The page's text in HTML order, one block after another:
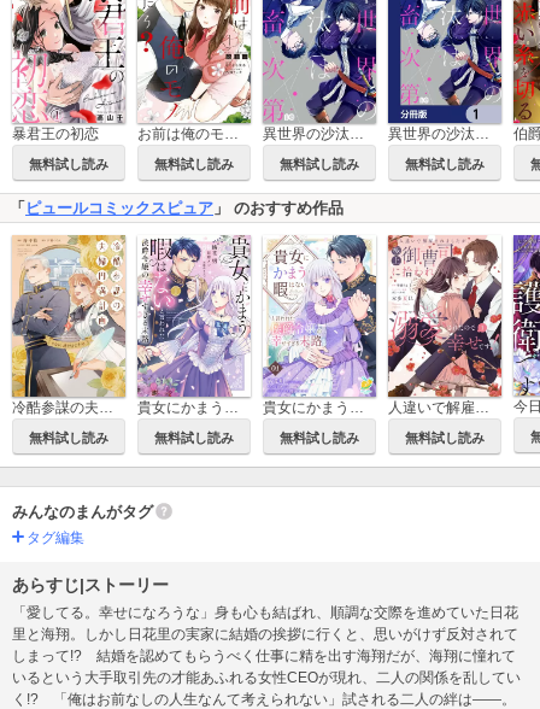
暴君王の初恋
無料試し読み
お前は俺のモノだろ？ ～俺様社長の独占溺愛～
無料試し読み
異世界の沙汰は社畜次第
無料試し読み
異世界の沙汰は社畜次第【分冊版】
無料試し読み
「 ピュールコミックスピュア 」 のおすすめ作品
無料試し読み 無料試し読み 無料試し読み 無料試し読み
みんなのまんがタグ
タグ編集
あらすじ|ストーリー
「愛してる。幸せになろうな」身も心も結ばれ、順調な交際を進めていた日花
里と海翔。しかし日花里の実家に結婚の挨拶に行くと、思いがけず反対されて
しまって!? 結婚を認めてもらうべく仕事に精を出す海翔だが、海翔に憧れて
いるという大手取引先の才能あふれる女性CEOが現れ、二人の関係を乱してい
く!? 「俺はお前なしの人生なんて考えられない」試される二人の絆は――。